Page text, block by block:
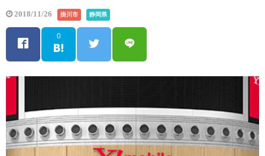
2018/11/26 掛川市 静岡県
0